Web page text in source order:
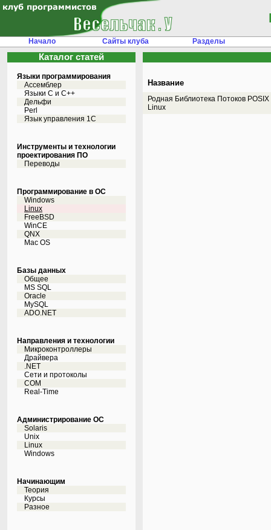
Начало Сайты клуба Разделы
Каталог статей
Языки программирования
Ассемблер
Языки С и C++
Дельфи
Perl
Язык управления 1С
Инструменты и технологии
проектирования ПО
Переводы
Программирование в ОС
Windows
Linux
FreeBSD
WinCE
QNX
Mac OS
Базы данных
Общее
MS SQL
Oracle
MySQL
ADO.NET
Направления и технологии
Микроконтроллеры
Драйвера
.NET
Сети и протоколы
COM
Real-Time
Администрирование ОС
Solaris
Unix
Linux
Windows
Начинающим
Теория
Курсы
Разное
Название
Родная Библиотека Потоков
Linux